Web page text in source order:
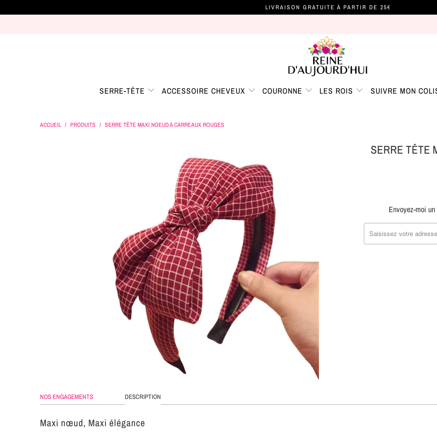
LIVRAISON GRATUITE À PARTIR DE 25€
SERRE-TÊTE ACCESSOIRE CHEVEUX COURONNE LES ROIS SUIVRE MON
ACCUEIL / PRODUITS / SERRE TÊTE MAXI NOEUD À CARREAUX ROUGES
SERRE TÊTE
TRANSLATION
MISSING:
Envoyez-moi
NOS ENGAGEMENTS DESCRIPTION
Maxi nœud, Maxi élégance